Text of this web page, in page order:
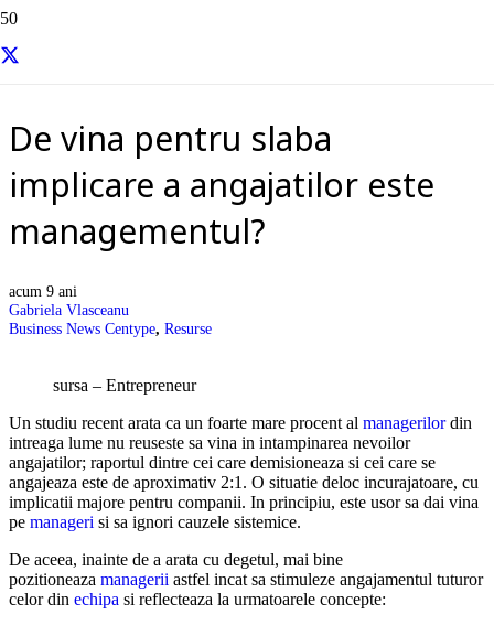
De vina pentru slaba
implicare a angajatilor este
managementul?
acum 9 ani
Gabriela Vlasceanu
Business News Centype, Resurse
sursa – Entrepreneur
Un studiu recent arata ca un foarte mare procent al managerilordin
intreaga lume nu reuseste sa vina in intampinarea nevoilor
angajatilor; raportul dintre cei care demisioneaza si cei care se
angajeaza este de aproximativ 2:1. O situatie deloc incurajatoare, cu
implicatii majore pentru companii. In principiu, este usor sa dai vina
pe manageri si sa ignori cauzele sistemice.
De aceea, inainte de a arata cu degetul, mai bine
pozitioneaza managerii astfel incat sa stimuleze angajamentul tuturor
celor din echipa si reflecteaza la urmatoarele concepte: